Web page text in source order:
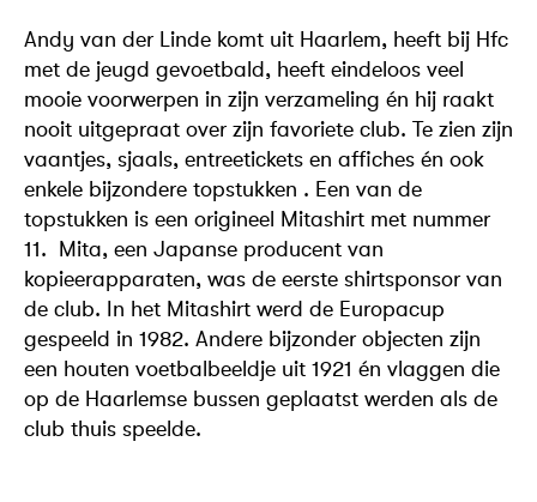
Andy van der Linde komt uit Haarlem, heeft bij Hfc
met de jeugd gevoetbald, heeft eindeloos veel
mooie voorwerpen in zijn verzameling én hij raakt
nooit uitgepraat over zijn favoriete club. Te zien zijn
vaantjes, sjaals, entreetickets en affiches én ook
enkele bijzondere topstukken . Een van de
topstukken is een origineel Mitashirt met nummer
11. Mita, een Japanse producent van
kopieerapparaten, was de eerste shirtsponsor van
de club. In het Mitashirt werd de Europacup
gespeeld in 1982. Andere bijzonder objecten zijn
een houten voetbalbeeldje uit 1921 én vlaggen die
op de Haarlemse bussen geplaatst werden als de
club thuis speelde.